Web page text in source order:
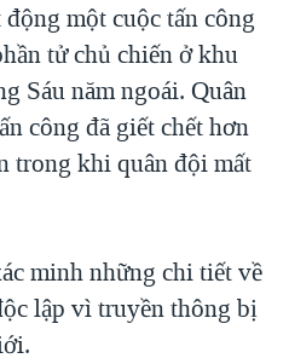
một cuộc tấn công
tử chủ chiến ở khu
Sáu năm ngoái. Quân
công đã giết chết hơn
trong khi quân đội mất
minh những chi tiết về
lập vì truyền thông bị